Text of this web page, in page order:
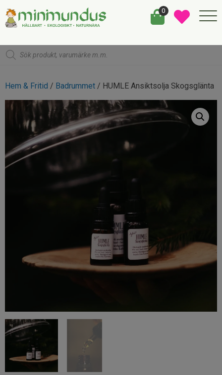
0
Products
Hem & Fritid / Badrummet / HUMLE Ansiktsolja Skogsglänta